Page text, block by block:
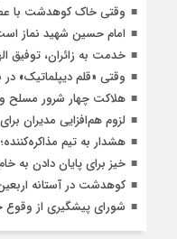
وقتی خاک کوهدشت با
امام حسین شهید نماز
خدمت به زائران،
وقتی «قلم دیپلماتیک» در
هلاکت چهار شرور مسلح وکشف ۷۰۰ کیلوگرم
لزوم هم‌افزایی مدیران
هشدار به تیم
خیز برای پایان دادن به
کوهدشت در آستانه
شورای پیشگیری از